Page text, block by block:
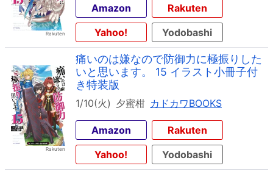
Amazon
Rakuten
Yahoo!
Yodobashi
痛いのは嫌なので防御力に極振りした
いと思います。 15 イラスト小冊子付
き特装版
1/10(火) 夕蜜柑 カドカワBOOKS
Amazon
Rakuten
Yahoo!
Yodobashi